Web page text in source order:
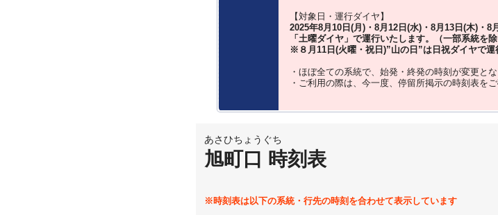
【対象日・運行ダイヤ】
2025年8月10日(月)・8月12日(水)・8月13日(木)・8
「土曜ダイヤ」 で運行いたします。（一部系統を除
※８月11日(火曜・祝日)”山の日 ”は 日祝ダイヤで運
・ほぼ全ての系統で、始発・終発の時刻が変更とな
・ご利用の際は、今一度、 停留所掲示の時刻表を
あさひちょうぐち
旭町口 時刻表
※時刻表は以下の系統・行先の時刻を合わせて表示しています